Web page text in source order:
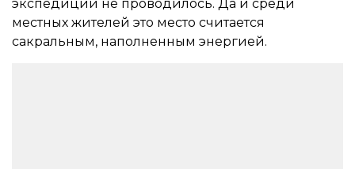
экспедиций не проводилось. Да и среди
местных жителей это место считается
сакральным, наполненным энергией.